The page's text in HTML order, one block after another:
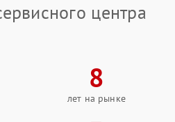
центра
8
лет на рынке